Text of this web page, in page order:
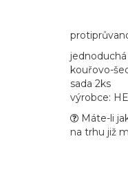
kouřovo-
sada 2ks
výrobce:
Máte-li
na trhu již